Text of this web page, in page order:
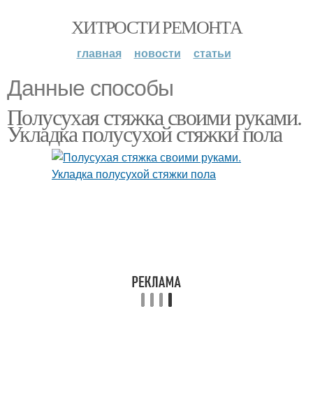
ХИТРОСТИ РЕМОНТА
главная новости статьи
Данные способы
Полусухая стяжка своими руками.
Укладка полусухой стяжки пола